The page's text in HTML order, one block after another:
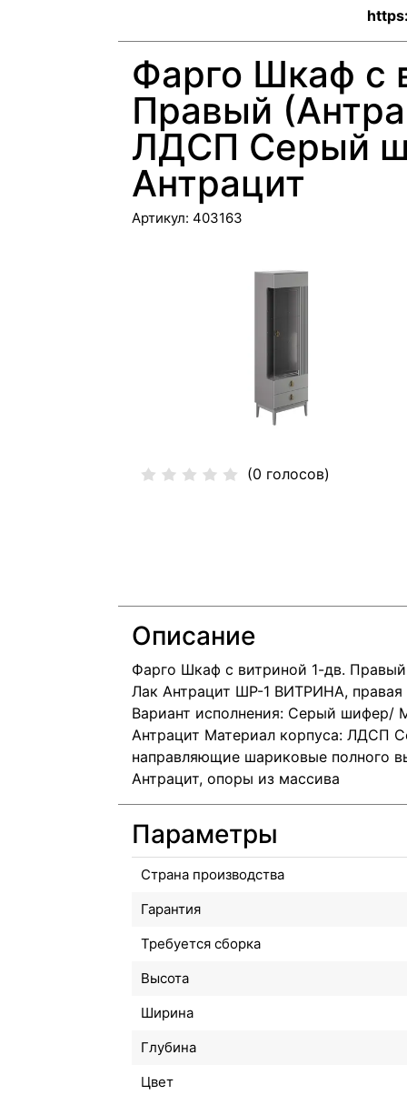
Фарго Шкаф с
Правый
ЛДСП Серый
Антрацит
Артикул: 403163
(0 голосов)
Описание
Фарго Шкаф с витриной 1-дв.
Лак Антрацит ШР-1 ВИТРИНА,
Вариант исполнения: Серый
Антрацит Материал корпуса: ЛДСП
направляющие шариковые полного
Антрацит, опоры из массива
Параметры
Страна производства
Гарантия
Требуется сборка
Высота
Ширина
Глубина
Цвет